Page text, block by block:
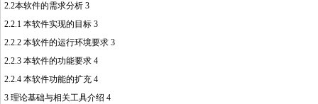
2.2本软件的需求分析 3
2.2.1 本软件实现的目标 3
2.2.2 本软件的运行环境要求 3
2.2.3 本软件的功能要求 4
2.2.4 本软件功能的扩充 4
3 理论基础与相关工具介绍 4